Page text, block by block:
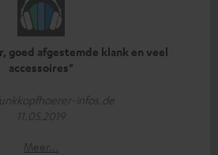
goed afgestemde klank en veel
accessoires"
infos.de
11.05.2019
Meer...